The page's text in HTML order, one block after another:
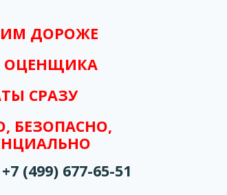
ДОРОЖЕ
ОЦЕНЩИКА
СРАЗУ
БЕЗОПАСНО,
+7 (499) 677-65-51